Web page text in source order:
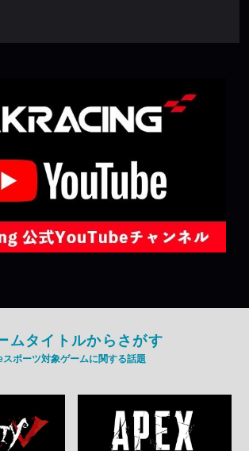
ムタイトルからさがす
スポーツ対象ゲームに関する話題